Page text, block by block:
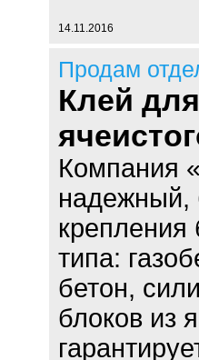
14.11.2016
Продам
Клей
Компания
надежный,
крепления
типа:
бетон,
блоков из